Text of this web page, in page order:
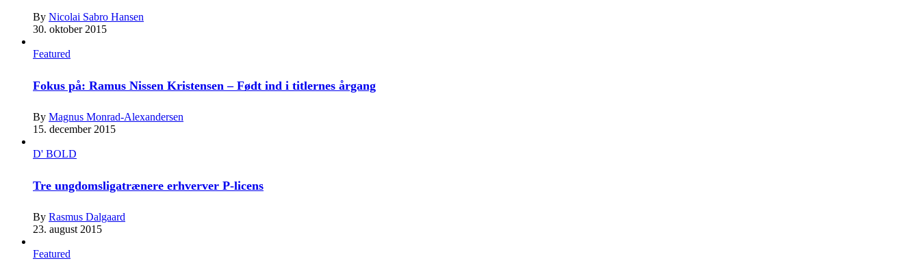
By Nicolai Sabro Hansen
30. oktober 2015
Featured
Fokus på: Ramus Nissen Kristensen – Født ind i titlernes årgang
By Magnus Monrad-Alexandersen
15. december 2015
D' BOLD
Tre ungdomsligatrænere erhverver P-licens
By Rasmus Dalgaard
23. august 2015
Featured